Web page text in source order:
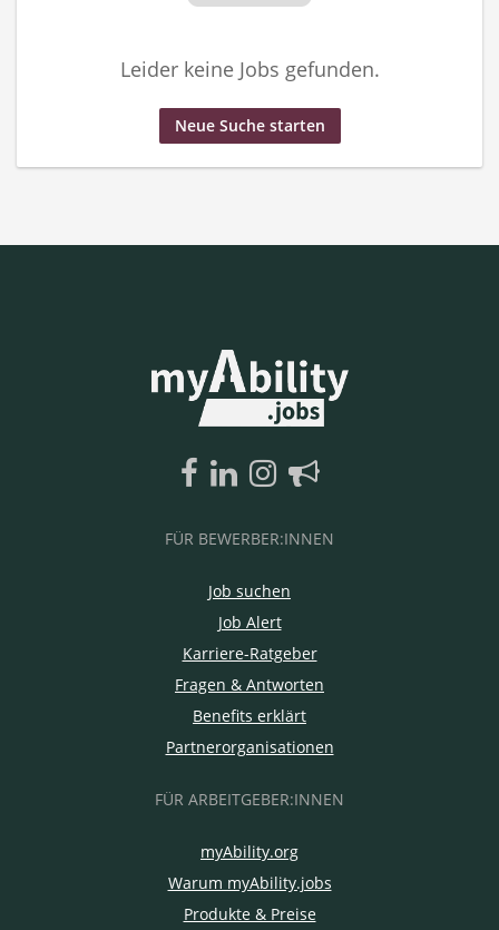
Leider keine Jobs gefunden.
Neue Suche starten
FÜR BEWERBER:INNEN
Job suchen
Job Alert
Karriere-Ratgeber
Fragen & Antworten
Benefits erklärt
Partnerorganisationen
FÜR ARBEITGEBER:INNEN
myAbility.org
Warum myAbility.jobs
Produkte & Preise